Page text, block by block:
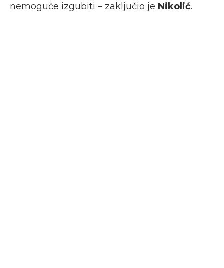
nemoguće izgubiti – zaključio je Nikolić.